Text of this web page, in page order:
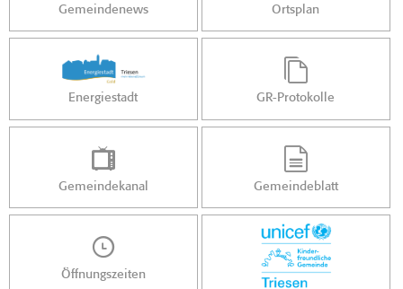
Gemeindenews Ortsplan
Energiestadt GR-Protokolle
Gemeindekanal Gemeindeblatt
Öffnungszeiten